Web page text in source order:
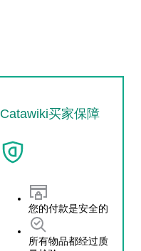
Catawiki买家保障
您的付款是安全的
所有物品都经过质